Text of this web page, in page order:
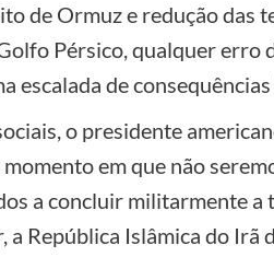
de Ormuz e redução das
Pérsico, qualquer
escalada de
o presidente
em que não
a concluir militarmente
a República Islâmica do Irã